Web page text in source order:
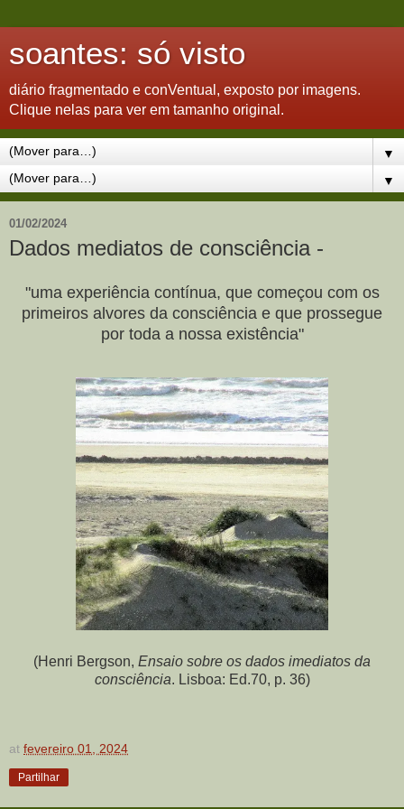
soantes: só visto
diário fragmentado e conVentual, exposto por imagens.
Clique nelas para ver em tamanho original.
▼
▼
01/02/2024
Dados mediatos de consciência -
"uma experiência contínua, que começou com os
primeiros alvores da consciência e que prossegue
por toda a nossa existência"
(Henri Bergson, Ensaio sobre os dados imediatos da
consciência. Lisboa: Ed.70, p. 36)
at fevereiro 01, 2024
Partilhar